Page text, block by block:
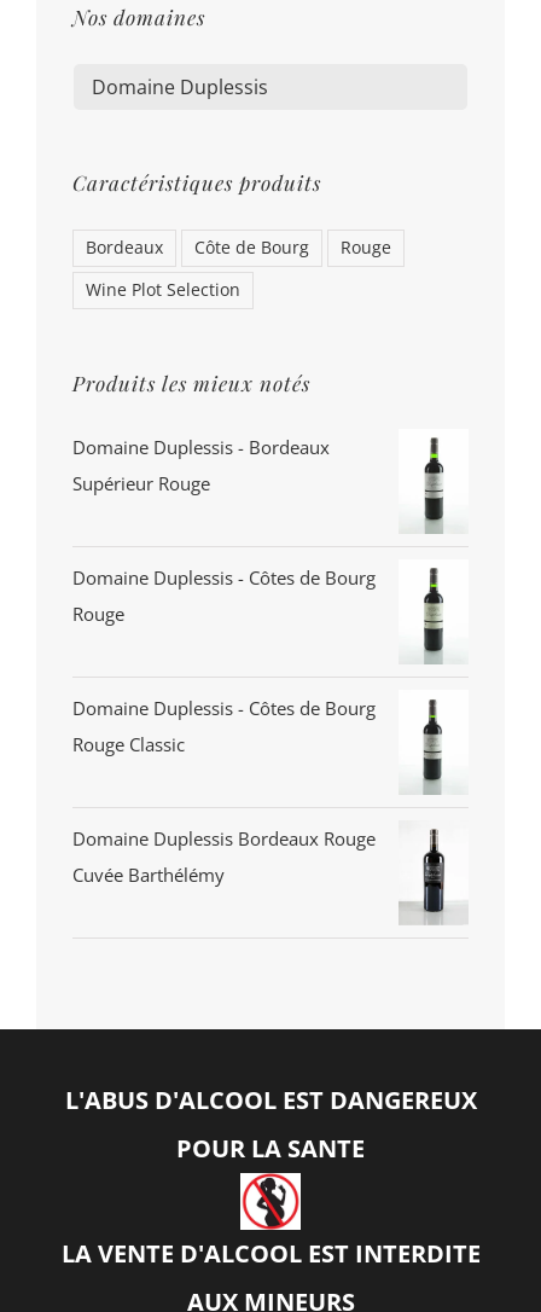
Nos domaines
Caractéristiques produits
Bordeaux Côte de Bourg
Rouge
Wine Plot Selection
Produits les mieux notés
Domaine Duplessis - Bordeaux
Supérieur Rouge
Domaine Duplessis - Côtes de Bourg
Rouge
Domaine Duplessis - Côtes de Bourg
Rouge Classic
Domaine Duplessis Bordeaux Rouge
Cuvée Barthélémy
L'ABUS D'ALCOOL EST DANGEREUX
POUR LA SANTE
LA VENTE D'ALCOOL EST INTERDITE
AUX MINEURS